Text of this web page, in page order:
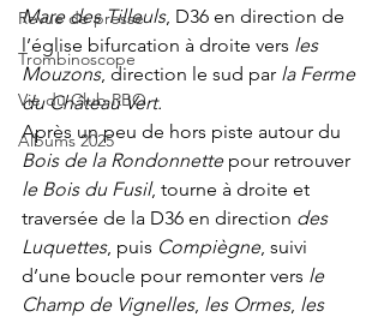
Revue de presse
Trombinoscope
Vie du Club RBO
Albums 2025
Mare des Tilleuls, D36 en direction de
l’église bifurcation à droite vers les
Mouzons, direction le sud par la Ferme
du Château Vert.
Après un peu de hors piste autour du
Bois de la Rondonnette pour retrouver
le Bois du Fusil, tourne à droite et
traversée de la D36 en direction des
Luquettes, puis Compiègne, suivi
d’une boucle pour remonter vers le
Champ de Vignelles, les Ormes, les